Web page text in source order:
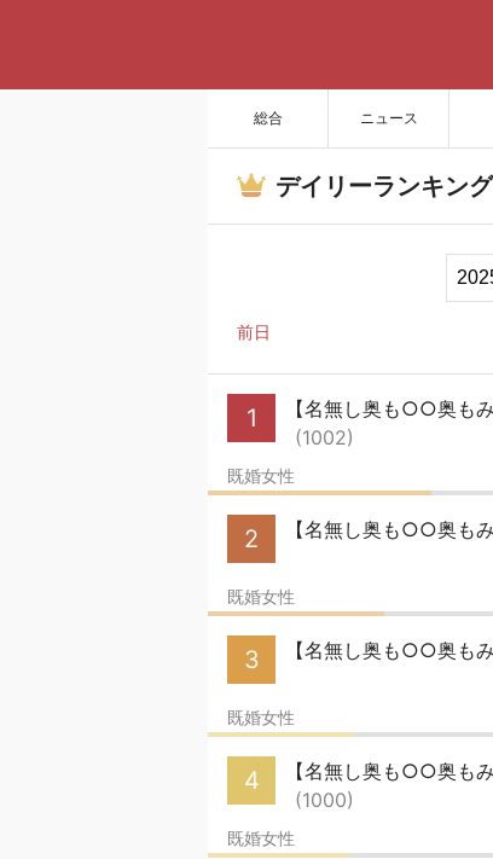
総合 ニュース
デイリーランキング
前日
1
【名無し奥も○○奥も
(1002)
既婚女性
2 【名無し奥も○○奥も
既婚女性
3 【名無し奥も○○奥も
既婚女性
4
【名無し奥も○○奥も
(1000)
既婚女性